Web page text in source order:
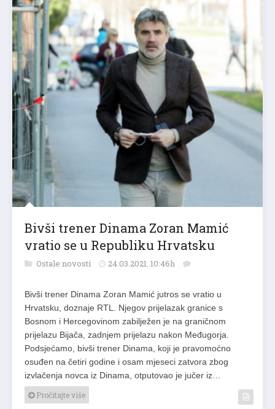
Bivši trener Dinama Zoran Mamić
vratio se u Republiku Hrvatsku
Ostale novosti 24.03.2021. 10:46h
Bivši trener Dinama Zoran Mamić jutros se vratio u
Hrvatsku, doznaje RTL. Njegov prijelazak granice s
Bosnom i Hercegovinom zabilježen je na graničnom
prijelazu Bijača, zadnjem prijelazu nakon Međugorja.
Podsjećamo, bivši trener Dinama, koji je pravomoćno
osuđen na četiri godine i osam mjeseci zatvora zbog
izvlačenja novca iz Dinama, otputovao je jučer iz…
Pročitajte više